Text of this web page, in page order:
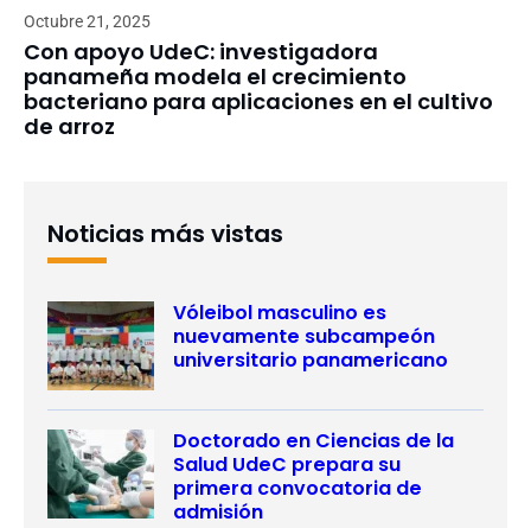
Octubre 21, 2025
Con apoyo UdeC: investigadora
panameña modela el crecimiento
bacteriano para aplicaciones en el cultivo
de arroz
Noticias más vistas
Vóleibol masculino es
nuevamente subcampeón
universitario panamericano
Doctorado en Ciencias de la
Salud UdeC prepara su
primera convocatoria de
admisión